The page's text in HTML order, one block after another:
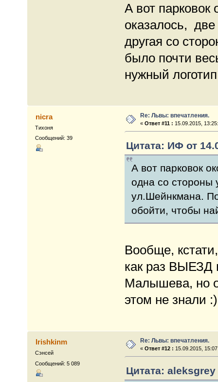
А вот парковок
оказалось,
другая со
было почти
нужный логотип
nicra
Тихоня
Сообщений: 39
Re: Львы: впечатления.
«Ответ #11 : 15.09.2015,
Цитата: ИФ от
А вот парковок
одна со стороны
ул.Шейнкмана.
обойти, чтобы
Вообще,
как раз ВЫЕЗД
Малышева, но
этом не знали :)
Irishkinm
Сэнсей
Сообщений: 5 089
Re: Львы: впечатления.
«Ответ #12 : 15.09.2015,
Цитата: aleksgrey